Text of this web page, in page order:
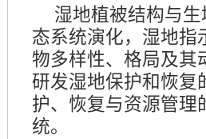
湿地植被结构与
态系统演化，湿地
物多样性、格局及其
研发湿地保护和恢复
护、恢复与资源管
统。